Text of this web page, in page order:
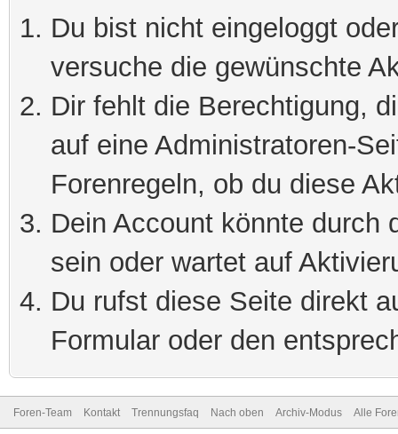
Du bist nicht eingeloggt
versuche die gewünschte
Dir fehlt die Berechtigung,
auf eine Administratoren-
Forenregeln, ob du diese
Dein Account könnte durch
sein oder wartet auf
Du rufst diese Seite direkt
Formular oder den
Foren-Team Kontakt Trennungsfaq Nach oben Archiv-Modus Alle